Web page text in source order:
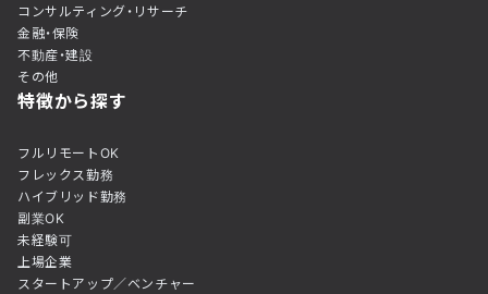
コンサルティング・リサーチ
金融・保険
不動産・建設
その他
特徴から探す
フルリモートOK
フレックス勤務
ハイブリッド勤務
副業OK
未経験可
上場企業
スタートアップ／ベンチャー